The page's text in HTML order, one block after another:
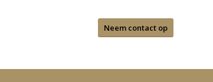
Neem contact op